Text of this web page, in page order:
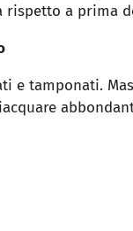
a prima
e tamponati.